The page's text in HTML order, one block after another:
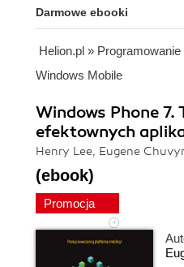
Darmowe ebooki
Helion.pl » Programowanie
Windows Mobile
Windows Phone 7.
efektownych
Henry Lee, Eugene
(ebook)
Promocja